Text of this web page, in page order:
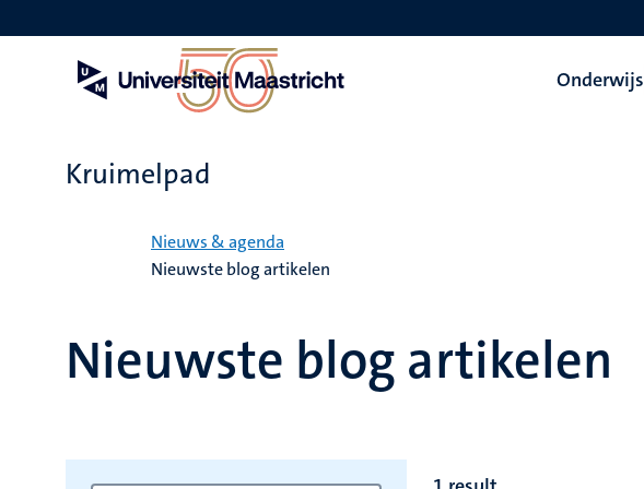
en
Onderwijs
Kruimelpad
Nieuws & agenda
Nieuwste blog artikelen
Nieuwste blog artikelen